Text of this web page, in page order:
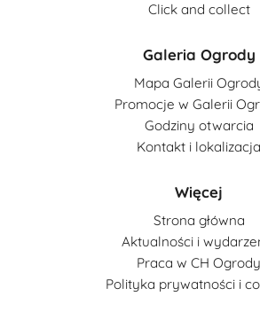
Click and collect
Galeria Ogrody
Mapa Galerii
Promocje w Galerii
Godziny otwarcia
Kontakt i lokalizacja
Więcej
Strona główna
Aktualności i
Praca w CH Ogrody
Polityka prywatności i